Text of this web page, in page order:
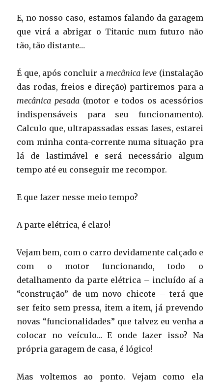
E, no nosso caso, estamos falando da garagem
que virá a abrigar o Titanic num futuro não
tão, tão distante…
É que, após concluir a mecânica leve (instalação
das rodas, freios e direção) partiremos para a
mecânica pesada (motor e todos os acessórios
indispensáveis para seu funcionamento).
Calculo que, ultrapassadas essas fases, estarei
com minha conta-corrente numa situação pra
lá de lastimável e será necessário algum
tempo até eu conseguir me recompor.
E que fazer nesse meio tempo?
A parte elétrica, é claro!
Vejam bem, com o carro devidamente calçado e
com o motor funcionando, todo o
detalhamento da parte elétrica – incluído aí a
“construção” de um novo chicote – terá que
ser feito sem pressa, item a item, já prevendo
novas “funcionalidades” que talvez eu venha a
colocar no veículo… E onde fazer isso? Na
própria garagem de casa, é lógico!
Mas voltemos ao ponto. Vejam como ela